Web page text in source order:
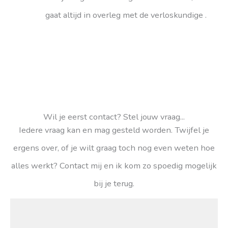
gaat altijd in overleg met de verloskundige .
Wil je eerst contact? Stel jouw vraag...
Iedere vraag kan en mag gesteld worden. Twijfel je
ergens over, of je wilt graag toch nog even weten hoe
alles werkt? Contact mij en ik kom zo spoedig mogelijk
bij je terug.